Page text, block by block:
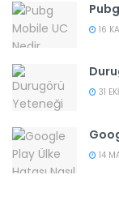
16
31
14